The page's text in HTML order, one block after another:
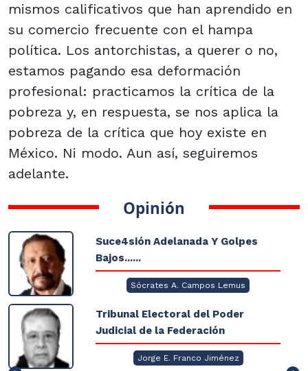
mismos calificativos que han aprendido en
su comercio frecuente con el hampa
política. Los antorchistas, a querer o no,
estamos pagando esa deformación
profesional: practicamos la crítica de la
pobreza y, en respuesta, se nos aplica la
pobreza de la crítica que hoy existe en
México. Ni modo. Aun así, seguiremos
adelante.
Opinión
Suce4sión Adelanada Y Golpes
Bajos......
Sócrates A. Campos Lemus
Tribunal Electoral del Poder
Judicial de la Federación
Jorge E. Franco Jiménez